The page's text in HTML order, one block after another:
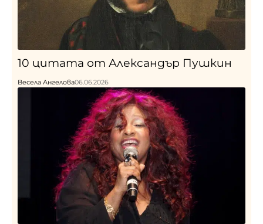
10 цитата от Александър Пушкин
Весела Ангелова06.06.2026